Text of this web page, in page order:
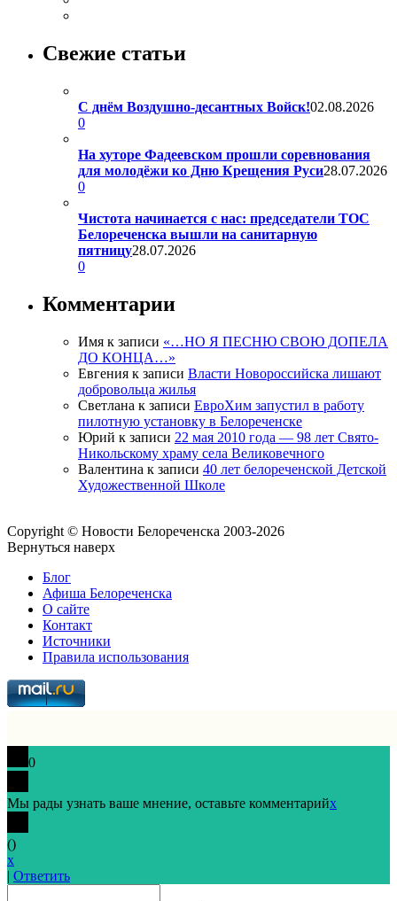
Свежие статьи
С днём Воздушно-десантных Войск!02.08.2026
0
На хуторе Фадеевском прошли соревнования
для молодёжи ко Дню Крещения Руси28.07.2026
0
Чистота начинается с нас: председатели ТОС
Белореченска вышли на санитарную
пятницу28.07.2026
0
Комментарии
Имя к записи «…НО Я ПЕСНЮ СВОЮ ДОПЕЛА
ДО КОНЦА…»
Евгения к записи Власти Новороссийска лишают
добровольца жилья
Светлана к записи ЕвроХим запустил в работу
пилотную установку в Белореченске
Юрий к записи 22 мая 2010 года — 98 лет Свято-
Никольскому храму села Великовечного
Валентина к записи 40 лет белореченской Детской
Художественной Школе
Copyright © Новости Белореченска 2003-2026
Вернуться наверх
Блог
Афиша Белореченска
О сайте
Контакт
Источники
Правила использования
0
Мы рады узнать ваше мнение, оставьте комментарийx
()
x
| Ответить